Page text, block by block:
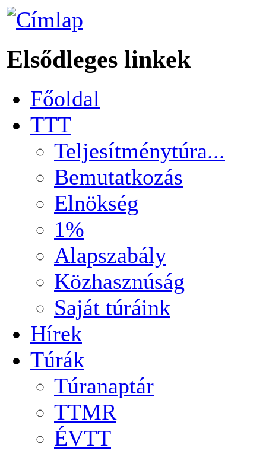
Elsődleges linkek
Főoldal
TTT
Teljesítménytúra...
Bemutatkozás
Elnökség
1%
Alapszabály
Közhasznúság
Saját túráink
Hírek
Túrák
Túranaptár
TTMR
ÉVTT